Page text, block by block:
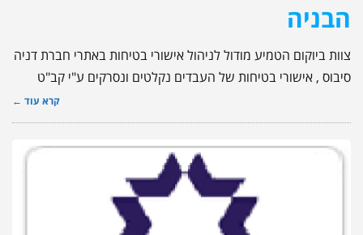
הבניה
צוות ביוקום הטמיע מודול לניהול אישורי בטיחות באתרי חברת דניה
סיבוס , אישורי בטיחות של העבדים נקלטים ונסרקים ע"י קב"ט
קרא עוד ←